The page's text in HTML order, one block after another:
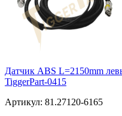
Датчик ABS L=2150mm
TiggerPart-0415
Артикул: 81.27120-6165